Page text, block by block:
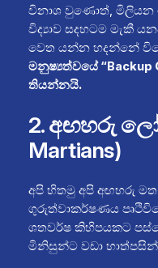
විනාශ වුණොත්, මිලියන
විද්‍යාව සදහටම මැකී
වෙත යන්න හදන්නේ
මනුෂ්‍යත්වයේ
තියන්නයි.
2. අඟහරු
Martians)
අපි හිතමු අපි අඟහරු මත
ගුරුත්වාකර්ෂණය
ශතවර්ෂ කිහිපයකට
මිනිසුන්ට වඩා